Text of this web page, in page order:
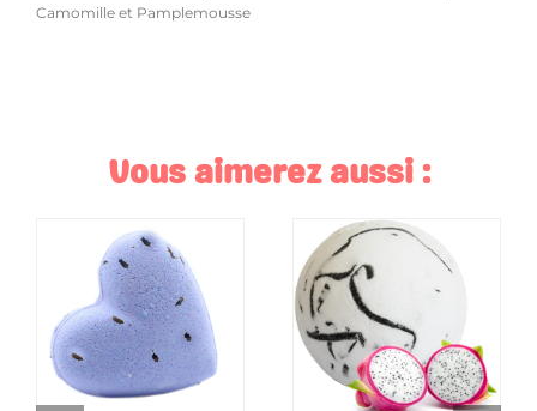
Camomille et Pamplemousse
Vous aimerez aussi :
AJOUTER AU
PANIER
/
DÉTAILS
AJOUTER AU
PANIER
DÉTAILS